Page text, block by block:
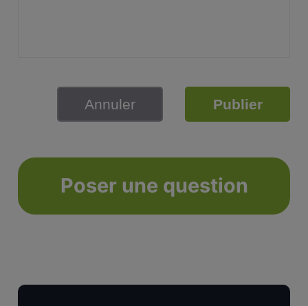
Annuler Publier
Poser une question